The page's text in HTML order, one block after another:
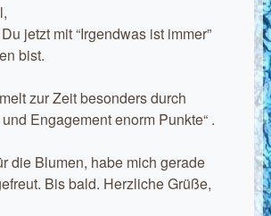
jetzt mit “Irgendwas ist immer”
bist.
zur Zeit besonders durch
Engagement enorm Punkte“ .
die Blumen, habe mich gerade
Bis bald. Herzliche Grüße,